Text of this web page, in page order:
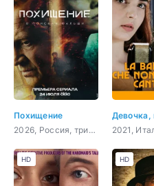
Похищение
2026, Россия, триллер, детектив
HD HD